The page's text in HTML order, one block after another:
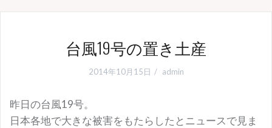
台風19号の置き土産
2014年10月15日 admin
昨日の台風19号。
日本各地で大きな被害をもたらしたとニュースで見ま